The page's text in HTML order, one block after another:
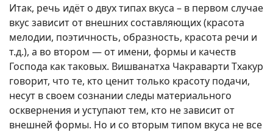
Итак, речь идёт о двух типах вкуса – в первом случае
вкус зависит от внешних составляющих (красота
мелодии, поэтичность, образность, красота речи и
т.д.), а во втором — от имени, формы и качеств
Господа как таковых. Вишванатха Чакраварти Тхакур
говорит, что те, кто ценит только красоту подачи,
несут в своем сознании следы материального
осквернения и уступают тем, кто не зависит от
внешней формы. Но и со вторым типом вкуса не все